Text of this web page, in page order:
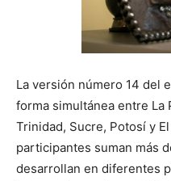
La versión número 14 del
forma simultánea entre La
Trinidad, Sucre, Potosí y
participantes suman más
desarrollan en diferentes